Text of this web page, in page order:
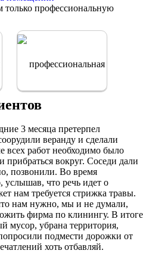
только профессиональную
3 месяца претерпел
веранду и сделали
всех работ необходимо было
вокруг. Соседи дали
позвонили. Во время
услышав, что речь идет о
нам требуется стрижка травы.
нам нужно, мы и не думали,
фирма по клинингу. В итоге
мусор, убрана территория,
подмести дорожки от
хоть отбавляй.